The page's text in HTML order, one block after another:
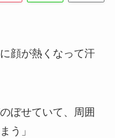
顔が熱くなって汗
ぼせていて、周囲
う」